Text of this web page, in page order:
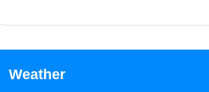
Weather